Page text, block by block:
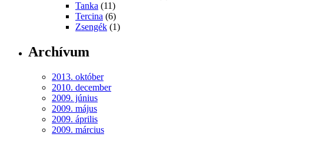
Tanka (11)
Tercina (6)
Zsengék (1)
Archívum
2013. október
2010. december
2009. június
2009. május
2009. április
2009. március